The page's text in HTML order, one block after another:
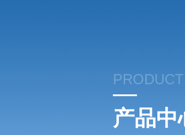
PRODUCT
产品中